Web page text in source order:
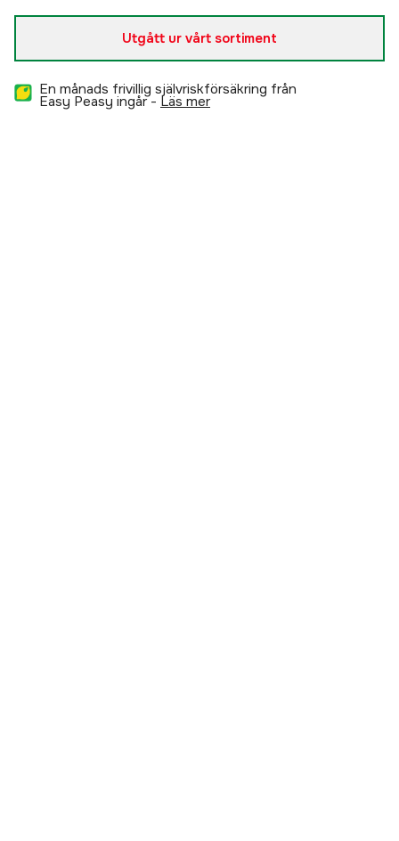
Utgått ur vårt sortiment
En månads frivillig självriskförsäkring från
Easy Peasy ingår - läs mer